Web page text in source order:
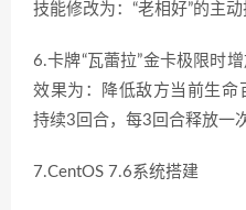
技能修改为：“老相好”的主动
6.卡牌“瓦蕾拉”金卡极限时
效果为：降低敌方当前生命
持续3回合，每3回合释放一
7.CentOS 7.6系统搭建